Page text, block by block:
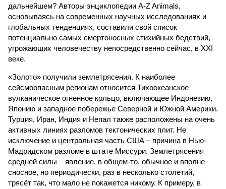
дальнейшем? Авторы энциклопедии A-Z Animals,
основываясь на современных научных исследованиях и
глобальных тенденциях, составили свой список
потенциально самых смертоносных стихийных бедствий,
угрожающих человечеству непосредственно сейчас, в XXI
веке.
«Золото» получили землетрясения. К наиболее
сейсмоопасным регионам относится Тихоокеанское
вулканическое огненное кольцо, включающее Индонезию,
Японию и западное побережье Северной и Южной Америки.
Турция, Иран, Индия и Непал также расположены на очень
активных линиях разломов тектонических плит. Не
исключение и центральная часть США – причина в Нью-
Мадридском разломе в штате Миссури. Землетрясения
средней силы – явление, в общем-то, обычное и вполне
сносное, но периодически, раз в несколько столетий,
трясёт так, что мало не покажется никому. К примеру, в